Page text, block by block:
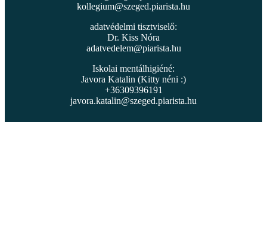
kollegium@szeged.piarista.hu
adatvédelmi tisztviselő:
Dr. Kiss Nóra
adatvedelem@piarista.hu
Iskolai mentálhigiéné:
Javora Katalin (Kitty néni :)
+36309396191
javora.katalin@szeged.piarista.hu